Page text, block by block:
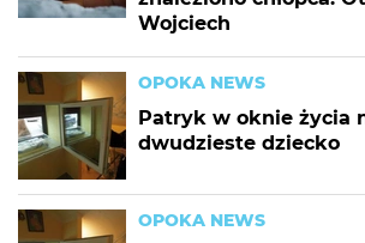
Wojciech
OPOKA NEWS
Patryk w oknie życia
dwudzieste dziecko
OPOKA NEWS